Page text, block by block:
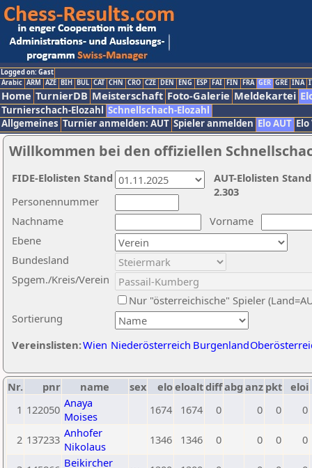
Logged on: Gast
Arabic ARM AZE BIH BUL CAT CHN CRO CZE DEN ENG ESP FAI FIN FRA GER GRE INA
Home TurnierDB Meisterschaft Foto-Galerie Meldekartei
Turnierschach-Elozahl Schnellschach-Elozahl
Allgemeines Turnier anmelden: AUT Spieler anmelden Elo AUT
Willkommen bei den offiziellen
Nachname
Vorname
Ebene
Sortierung
Personennummer
Bundesland
Spgem./Kreis/Verein
Nur "österreichische" Spieler
Vereinslisten:Wien Niederösterreich Burgenland
AUT-Elolisten
2.303
FIDE-Elolisten Stand
Nr. pnr name sex eloeloaltdiffabg anz pkt eloi
1 122050 Anaya
Moises
1674 1674 0 0 0 0
2 137233 Anhofer
Nikolaus
1346 1346 0 0 0 0
Beikircher